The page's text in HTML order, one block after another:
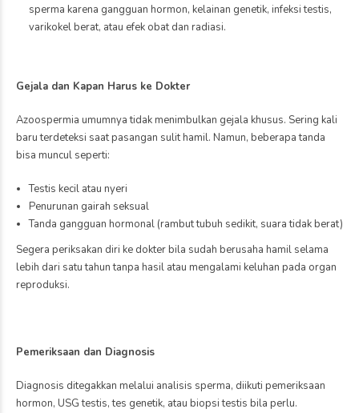
sperma karena gangguan hormon, kelainan genetik, infeksi testis,
varikokel berat, atau efek obat dan radiasi.
Gejala dan Kapan Harus ke Dokter
Azoospermia umumnya tidak menimbulkan gejala khusus. Sering kali
baru terdeteksi saat pasangan sulit hamil. Namun, beberapa tanda
bisa muncul seperti:
Testis kecil atau nyeri
Penurunan gairah seksual
Tanda gangguan hormonal (rambut tubuh sedikit, suara tidak berat)
Segera periksakan diri ke dokter bila sudah berusaha hamil selama
lebih dari satu tahun tanpa hasil atau mengalami keluhan pada organ
reproduksi.
Pemeriksaan dan Diagnosis
Diagnosis ditegakkan melalui analisis sperma, diikuti pemeriksaan
hormon, USG testis, tes genetik, atau biopsi testis bila perlu.